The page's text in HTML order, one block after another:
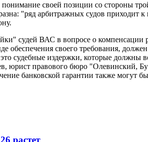
понимание своей позиции со стороны
"ряд арбитражных судов
судей ВАС в вопросе о компенсации
обеспечения своего требования,
судебные издержки, которые должны
юрист правового бюро "Олевинский,
банковской гарантии также могут
растет